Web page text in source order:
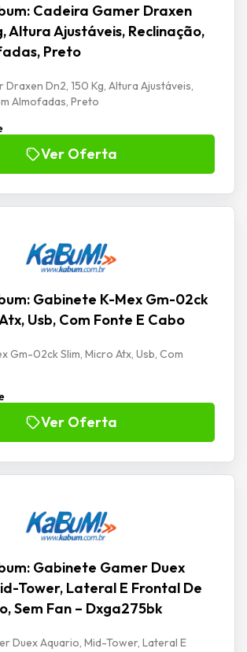
Cadeira Gamer Draxen
Altura Ajustáveis, Reclinação,
Preto
Draxen Dn2, 150 Kg, Altura Ajustáveis,
Almofadas, Preto
Ver Oferta
Gabinete K-Mex Gm-02ck
Usb, Com Fonte E Cabo
Gm-02ck Slim, Micro Atx, Usb, Com
Ver Oferta
Gabinete Gamer Duex
Tower, Lateral E Frontal De
Sem Fan – Dxga275bk
Duex Aquario, Mid-Tower, Lateral E